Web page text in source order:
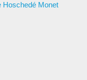
Hoschedé Monet